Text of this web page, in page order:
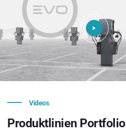
Videos
Produktlinien Portfolio